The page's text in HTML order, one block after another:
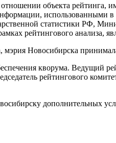
объекта
использованными в
статистики РФ,
рейтингового анализа,
Новосибирска
кворума. Ведущий
рейтингового
дополнительных